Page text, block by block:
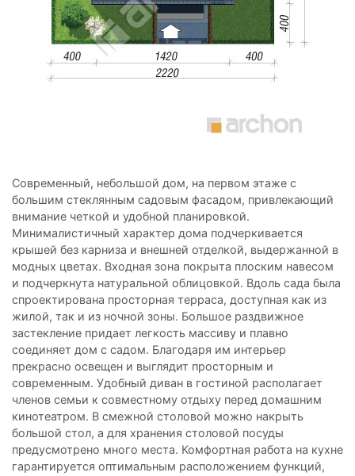
Современный, небольшой дом, на первом этаже с
большим стеклянным садовым фасадом, привлекающий
внимание четкой и удобной планировкой.
Минималистичный характер дома подчеркивается
крышей без карниза и внешней отделкой, выдержанной в
модных цветах. Входная зона покрыта плоским навесом
и подчеркнута натуральной облицовкой. Вдоль сада была
спроектирована просторная терраса, доступная как из
жилой, так и из ночной зоны. Большое раздвижное
застекление придает легкость массиву и плавно
соединяет дом с садом. Благодаря им интерьер
прекрасно освещен и выглядит просторным и
современным. Удобный диван в гостиной располагает
членов семьи к совместному отдыху перед домашним
кинотеатром. В смежной столовой можно накрыть
большой стол, а для хранения столовой посуды
предусмотрено много места. Комфортная работа на кухне
гарантируется оптимальным расположением функций,